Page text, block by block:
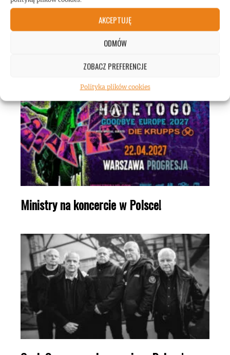
AKCEPTUJĘ
ODMÓW
ZOBACZ PREFERENCJE
Polityka plików cookies
Megadeth i goście w Polsce! #koncerty
Ministry na koncercie w Polsce!